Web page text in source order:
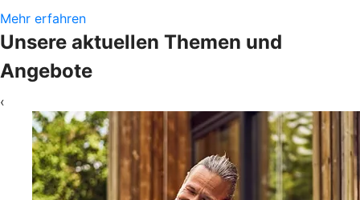
Mehr erfahren
Unsere aktuellen Themen und
Angebote
‹